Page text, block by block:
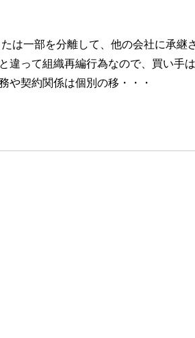
は一部を分離して、他の会社に承継
違って組織再編行為なので、買い手
や契約関係は個別の移・・・